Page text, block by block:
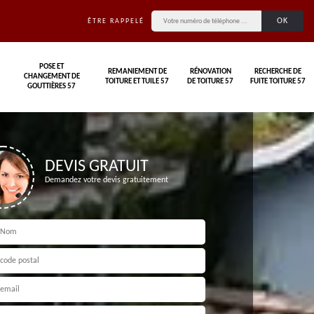
ÊTRE RAPPELÉ
POSE ET
CHANGEMENT DE
GOUTTIÈRES 57
REMANIEMENT DE
TOITURE ET TUILE 57
RÉNOVATION
DE TOITURE 57
RECHERCHE DE
FUITE TOITURE 57
DEVIS GRATUIT
Demandez votre devis gratuitement